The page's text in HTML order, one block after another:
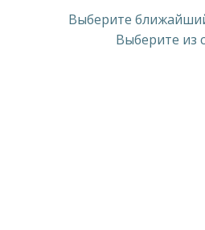
Выберите
Выберите из